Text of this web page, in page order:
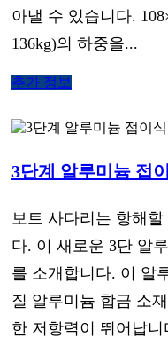
아낼 수 있습니다.
136kg)의 하중을...
추가 정보
3단계 알루미늄 접
보트 사다리는 항해
다. 이 새로운 3단 알
를 소개합니다. 이 알
질 알루미늄 합금 소
한 저항력이 뛰어납